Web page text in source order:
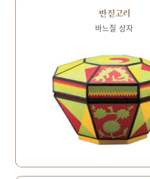
반짇고리
바느질 상자